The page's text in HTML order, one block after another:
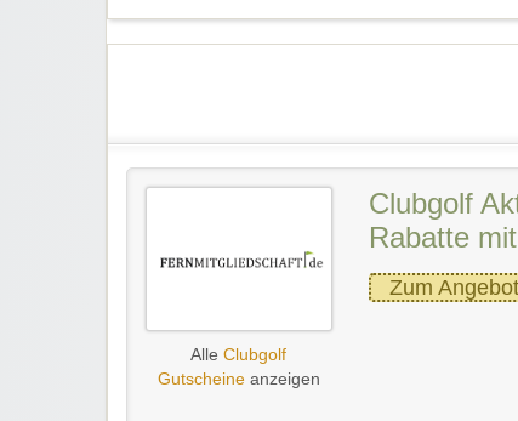
AlleClubgolf
Gutscheineanzeigen
Clubgolf
Rabatte
Zum Angebot